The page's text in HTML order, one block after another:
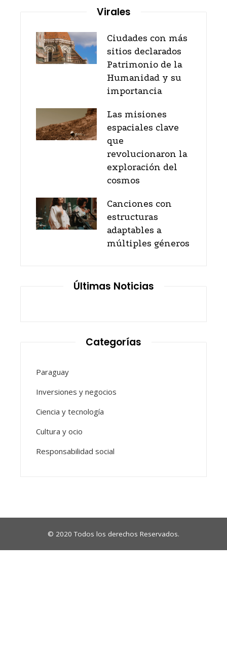
Virales
Ciudades con más
sitios declarados
Patrimonio de la
Humanidad y su
importancia
Las misiones
espaciales clave
que
revolucionaron la
exploración del
cosmos
Canciones con
estructuras
adaptables a
múltiples géneros
Últimas Noticias
Categorías
Paraguay
Inversiones y negocios
Ciencia y tecnología
Cultura y ocio
Responsabilidad social
© 2020 Todos los derechos Reservados.